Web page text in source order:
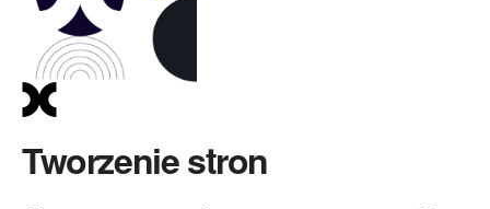
Tworzenie stron